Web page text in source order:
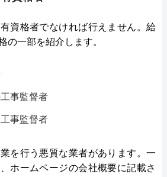
資格者でなければ行えません。給
の一部を紹介します。
事監督者
事監督者
を行う悪質な業者があります。一
ホームページの会社概要に記載さ